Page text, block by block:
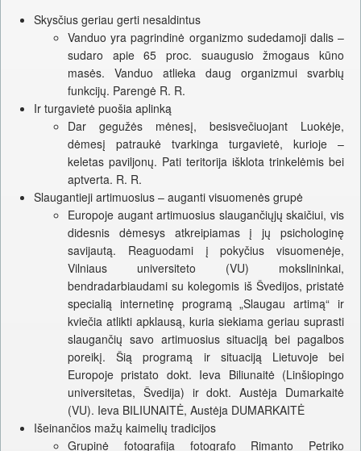
Skysčius geriau gerti nesaldintus
Vanduo yra pagrindinė organizmo sudedamoji dalis –
sudaro apie 65 proc. suaugusio žmogaus kūno
masės. Vanduo atlieka daug organizmui svarbių
funkcijų. Parengė R. R.
Ir turgavietė puošia aplinką
Dar gegužės mėnesį, besisvečiuojant Luokėje,
dėmesį patraukė tvarkinga turgavietė, kurioje –
keletas paviljonų. Pati teritorija išklota trinkelėmis bei
aptverta. R. R.
Slaugantieji artimuosius – auganti visuomenės grupė
Europoje augant artimuosius slaugančiųjų skaičiui, vis
didesnis dėmesys atkreipiamas į jų psichologinę
savijautą. Reaguodami į pokyčius visuomenėje,
Vilniaus universiteto (VU) mokslininkai,
bendradarbiaudami su kolegomis iš Švedijos, pristatė
specialią internetinę programą „Slaugau artimą“ ir
kviečia atlikti apklausą, kuria siekiama geriau suprasti
slaugančių savo artimuosius situaciją bei pagalbos
poreikį. Šią programą ir situaciją Lietuvoje bei
Europoje pristato dokt. Ieva Biliunaitė (Linšiopingo
universitetas, Švedija) ir dokt. Austėja Dumarkaitė
(VU). Ieva BILIUNAITĖ, Austėja DUMARKAITĖ
Išeinančios mažų kaimelių tradicijos
Grupinė fotografija fotografo Rimanto Petriko